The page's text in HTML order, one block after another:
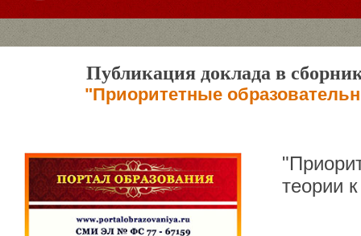
Публикация доклада в
"Приоритетные
теории